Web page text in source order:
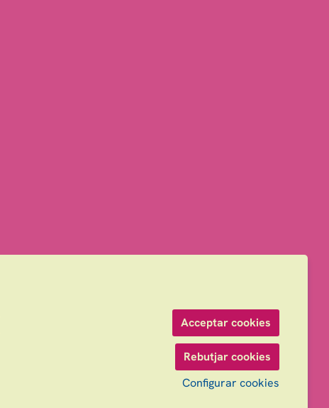
Acceptar cookies
Rebutjar cookies
Configurar cookies